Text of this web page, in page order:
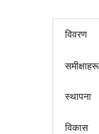
विवरण
समीक्षाहरू
स्थापना
विकास